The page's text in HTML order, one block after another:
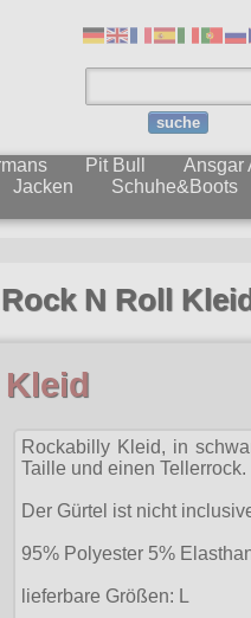
suche
Pit Bull Ansgar
Jacken Schuhe&Boots
Rock N Roll
Rockabilly Kleid, in
Taille und einen
Der Gürtel ist nicht
95% Polyester 5%
lieferbare Größen: L